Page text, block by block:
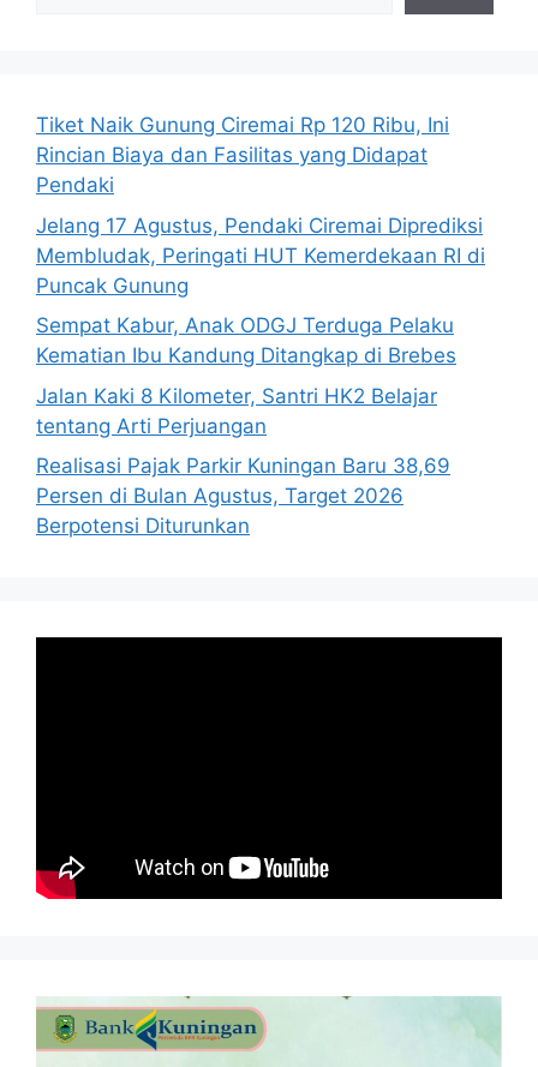
Tiket Naik Gunung Ciremai Rp 120 Ribu, Ini
Rincian Biaya dan Fasilitas yang Didapat
Pendaki
Jelang 17 Agustus, Pendaki Ciremai Diprediksi
Membludak, Peringati HUT Kemerdekaan RI di
Puncak Gunung
Sempat Kabur, Anak ODGJ Terduga Pelaku
Kematian Ibu Kandung Ditangkap di Brebes
Jalan Kaki 8 Kilometer, Santri HK2 Belajar
tentang Arti Perjuangan
Realisasi Pajak Parkir Kuningan Baru 38,69
Persen di Bulan Agustus, Target 2026
Berpotensi Diturunkan